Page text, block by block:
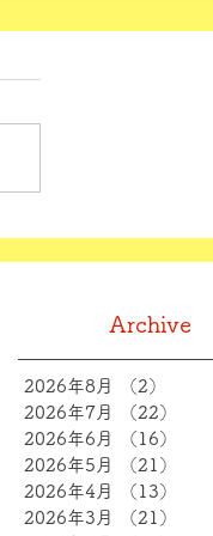
Archive
2026年8月 （2）
2026年7月
（22）
2026年6月
（16）
2026年5月
（21）
2026年4月
（13）
2026年3月
（21）